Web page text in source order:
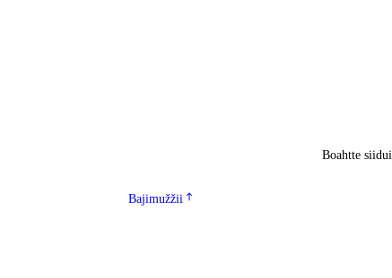
Boahtte siidui
Bajimužžii